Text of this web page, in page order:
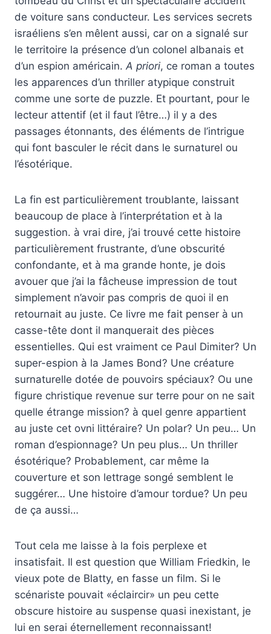
de voiture sans conducteur. Les services secrets
israéliens s’en mêlent aussi, car on a signalé sur
le territoire la présence d’un colonel albanais et
d’un espion américain. A priori, ce roman a toutes
les apparences d’un thriller atypique construit
comme une sorte de puzzle. Et pourtant, pour le
lecteur attentif (et il faut l’être…) il y a des
passages étonnants, des éléments de l’intrigue
qui font basculer le récit dans le surnaturel ou
l’ésotérique.
La fin est particulièrement troublante, laissant
beaucoup de place à l’interprétation et à la
suggestion. à vrai dire, j’ai trouvé cette histoire
particulièrement frustrante, d’une obscurité
confondante, et à ma grande honte, je dois
avouer que j’ai la fâcheuse impression de tout
simplement n’avoir pas compris de quoi il en
retournait au juste. Ce livre me fait penser à un
casse-tête dont il manquerait des pièces
essentielles. Qui est vraiment ce Paul Dimiter? Un
super-espion à la James Bond? Une créature
surnaturelle dotée de pouvoirs spéciaux? Ou une
figure christique revenue sur terre pour on ne sait
quelle étrange mission? à quel genre appartient
au juste cet ovni littéraire? Un polar? Un peu… Un
roman d’espionnage? Un peu plus… Un thriller
ésotérique? Probablement, car même la
couverture et son lettrage songé semblent le
suggérer… Une histoire d’amour tordue? Un peu
de ça aussi…
Tout cela me laisse à la fois perplexe et
insatisfait. Il est question que William Friedkin, le
vieux pote de Blatty, en fasse un film. Si le
scénariste pouvait «éclaircir» un peu cette
obscure histoire au suspense quasi inexistant, je
lui en serai éternellement reconnaissant!